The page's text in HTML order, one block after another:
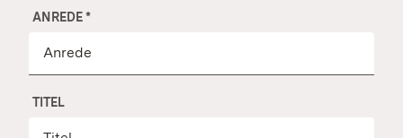
ANREDE*
TITEL